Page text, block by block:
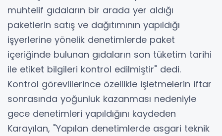
muhtelif gıdaların bir arada yer aldığı
paketlerin satış ve dağıtımının yapıldığı
işyerlerine yönelik denetimlerde paket
içeriğinde bulunan gıdaların son tüketim tarihi
ile etiket bilgileri kontrol edilmiştir" dedi.
Kontrol görevlilerince özellikle işletmelerin iftar
sonrasında yoğunluk kazanması nedeniyle
gece denetimleri yapıldığını kaydeden
Karayılan, "Yapılan denetimlerde asgari teknik